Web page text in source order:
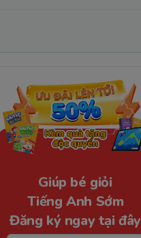
Giúp bé giỏi
Tiếng Anh Sớm
Đăng ký ngay tại đây